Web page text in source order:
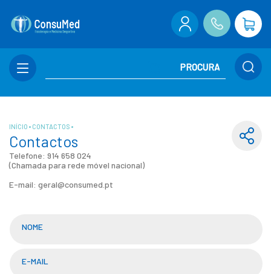
INÍCIO CONTACTOS
Contactos
Telefone: 914 658 024
(Chamada para rede móvel nacional)
E-mail: geral@consumed.pt
NOME
E-MAIL